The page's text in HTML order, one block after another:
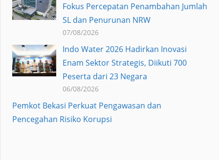
Fokus Percepatan Penambahan Jumlah
SL dan Penurunan NRW
07/08/2026
Indo Water 2026 Hadirkan Inovasi
Enam Sektor Strategis, Diikuti 700
Peserta dari 23 Negara
06/08/2026
Pemkot Bekasi Perkuat Pengawasan dan
Pencegahan Risiko Korupsi